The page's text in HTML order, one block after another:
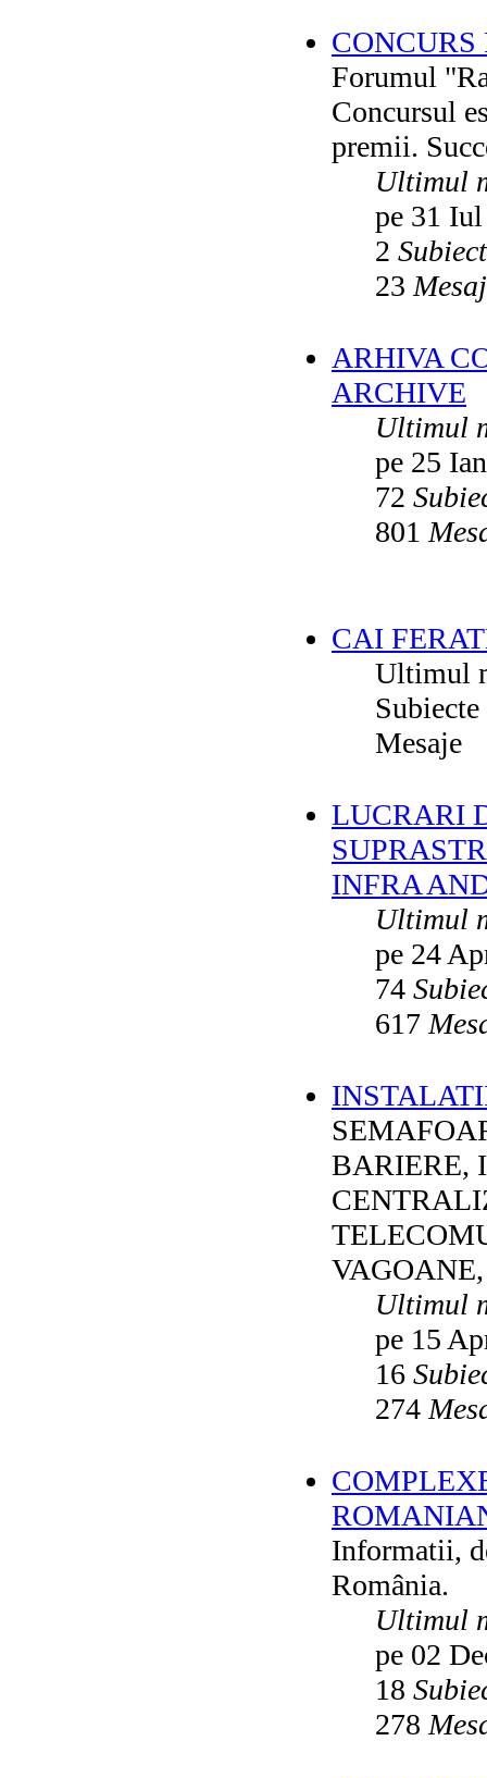
Forumul
Concursul
premii.
Ultimul
pe 31
2
23
ARHIVA
ARCHIVE
Ultimul
pe 25
72
801
CAI
Ultimul
Subiecte
Mesaje
LUCRARI
INFRA
Ultimul
pe 24
74
617
BARIERE,
Ultimul
pe 15
16
274
Informatii,
România.
Ultimul
pe 02
18
278